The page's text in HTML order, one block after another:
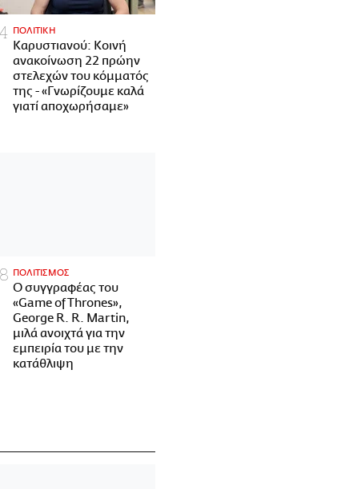
ΠΟΛΙΤΙΚΗ
Καρυστιανού: Κοινή
ανακοίνωση 22 πρώην
στελεχών του κόμματός
της - «Γνωρίζουμε καλά
γιατί αποχωρήσαμε»
ΠΟΛΙΤΙΣΜΟΣ
Ο συγγραφέας του
«Game of Thrones»,
George R. R. Martin,
μιλά ανοιχτά για την
εμπειρία του με την
κατάθλιψη